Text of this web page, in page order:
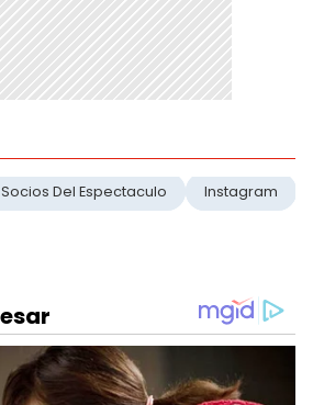
Socios Del Espectaculo Instagram